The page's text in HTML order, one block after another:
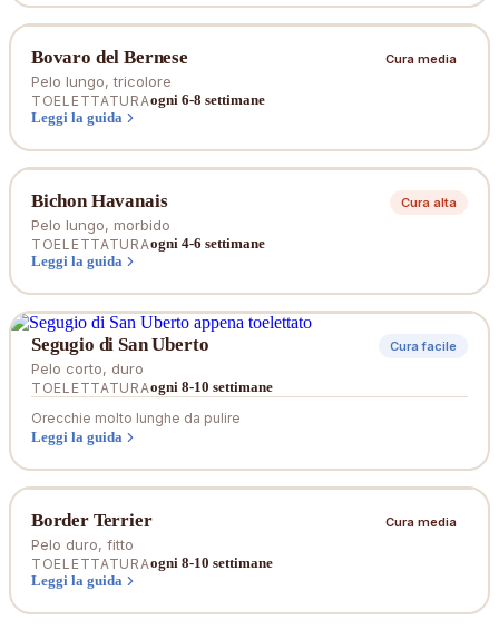
Bovaro del Bernese Cura media
Pelo lungo, tricolore
TOELETTATURAogni 6-8 settimane
Leggi la guida
Bichon Havanais Cura alta
Pelo lungo, morbido
TOELETTATURAogni 4-6 settimane
Leggi la guida
Segugio di San Uberto Cura facile
Pelo corto, duro
TOELETTATURAogni 8-10 settimane
Orecchie molto lunghe da pulire
Leggi la guida
Border Terrier Cura media
Pelo duro, fitto
TOELETTATURAogni 8-10 settimane
Leggi la guida